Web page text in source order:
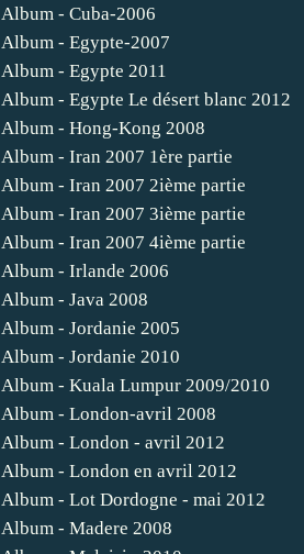
Album - Cuba-2006
Album - Egypte-2007
Album - Egypte 2011
Album - Egypte Le désert blanc 2012
Album - Hong-Kong 2008
Album - Iran 2007 1ère partie
Album - Iran 2007 2ième partie
Album - Iran 2007 3ième partie
Album - Iran 2007 4ième partie
Album - Irlande 2006
Album - Java 2008
Album - Jordanie 2005
Album - Jordanie 2010
Album - Kuala Lumpur 2009/2010
Album - London-avril 2008
Album - London - avril 2012
Album - London en avril 2012
Album - Lot Dordogne - mai 2012
Album - Madere 2008